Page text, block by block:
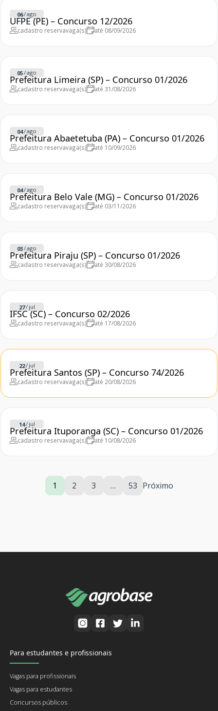
06/ago
UFPE (PE) – Concurso 12/2026
cadastro reservavaga(s) até 08/09/2026
05/ago
Prefeitura Limeira (SP) – Concurso 01/2026
cadastro reservavaga(s) até 31/08/2026
04/ago
Prefeitura Abaetetuba (PA) – Concurso 01/2026
cadastro reservavaga(s) até 10/09/2026
04/ago
Prefeitura Belo Vale (MG) – Concurso 01/2026
cadastro reservavaga(s) até 03/11/2026
03/ago
Prefeitura Piraju (SP) – Concurso 01/2026
cadastro reservavaga(s) até 30/08/2026
27/ jul
IFSC (SC) – Concurso 02/2026
cadastro reservavaga(s) até 17/08/2026
22/ jul
Prefeitura Santos (SP) – Concurso 74/2026
cadastro reservavaga(s) até 20/08/2026
14/ jul
Prefeitura Ituporanga (SC) – Concurso 01/2026
cadastro reservavaga(s) até 10/08/2026
1 2 3 … 53 Próximo
Para estudantes e profissionais
Vagas para profissionais
Vagas para estudantes
Concursos públicos